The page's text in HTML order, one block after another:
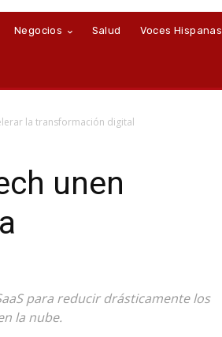
Negocios Salud Voces Hispanas
la transformación digital
unen
para reducir drásticamente los
la nube.